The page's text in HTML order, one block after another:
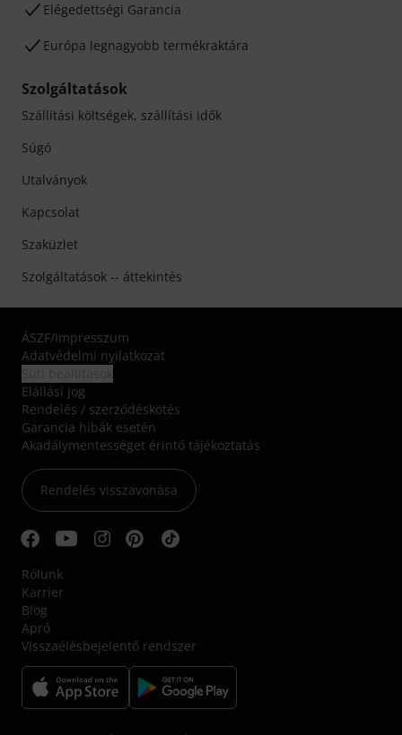
Elégedettségi Garancia
Európa legnagyobb termékraktára
Szolgáltatások
Szállítási költségek, szállítási idők
Súgó
Utalványok
Kapcsolat
Szaküzlet
Szolgáltatások -- áttekintés
ÁSZF/Impresszum
Adatvédelmi nyilatkozat
Elállási jog
Rendelés / szerződéskötés
Garancia hibák esetén
Akadálymentességet érintő tájékoztatás
Rendelés visszavonása
Rólunk
Karrier
Blog
Apró
Visszaélésbejelentő rendszer